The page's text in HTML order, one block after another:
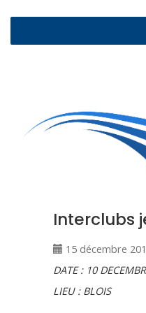
Interclubs
15 décembre
DATE : 10
LIEU : BLOIS